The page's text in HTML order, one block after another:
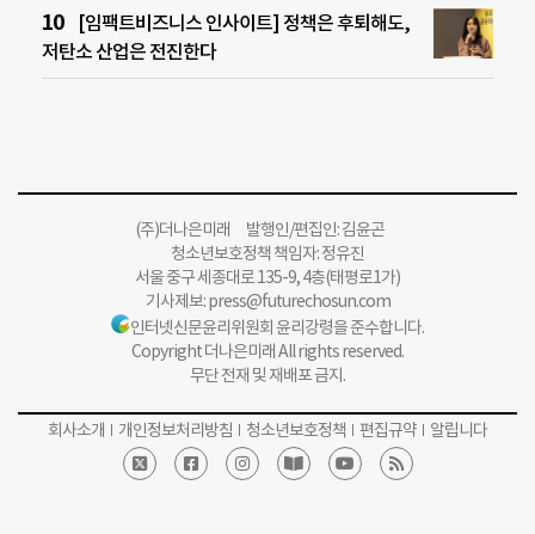
[임팩트비즈니스 인사이트] 정책은 후퇴해도,
저탄소 산업은 전진한다
(주)더나은미래 발행인/편집인: 김윤곤
청소년보호정책 책임자: 정유진
서울 중구 세종대로 135-9, 4층(태평로1가)
기사제보:press@futurechosun.com
인터넷신문윤리위원회 윤리강령을 준수합니다.
Copyright 더나은미래 All rights reserved.
무단 전재 및 재배포 금지.
회사소개 개인정보처리방침 청소년보호정책 편집규약 알립니다